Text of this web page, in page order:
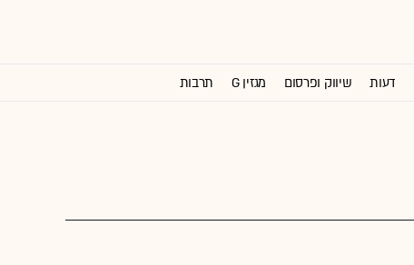
דעות שיווק ופרסום מגזין G תרבות